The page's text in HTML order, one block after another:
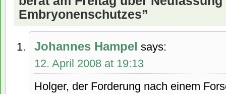
Embryonenschutzes”
Johannes Hampel says:
12. April 2008 at 19:13
Holger, der Forderung nach einem